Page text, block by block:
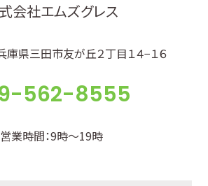
会社エムズグレス
県三田市友が丘２丁目１４−１６
562-8555
営業時間：9時～19時